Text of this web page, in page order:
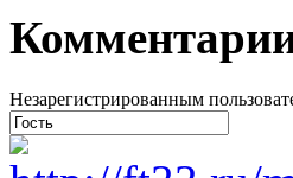
Незарегистрированным